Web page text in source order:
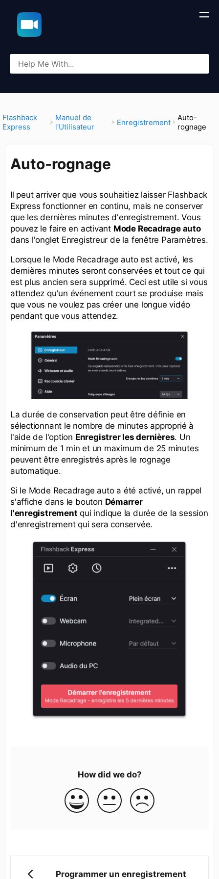
​Flashback
Express
​Manuel de
l'Utilisateur
​Enregistrement
Auto-
rognage
Auto-rognage
Il peut arriver que vous souhaitiez laisser Flashback
Express fonctionner en continu, mais ne conserver
que les dernières minutes d'enregistrement. Vous
pouvez le faire en activant Mode Recadrage auto
dans l'onglet Enregistreur de la fenêtre Paramètres.
Lorsque le Mode Recadrage auto est activé, les
dernières minutes seront conservées et tout ce qui
est plus ancien sera supprimé. Ceci est utile si vous
attendez qu'un événement court se produise mais
que vous ne voulez pas créer une longue vidéo
pendant que vous attendez.
La durée de conservation peut être définie en
sélectionnant le nombre de minutes approprié à
l'aide de l'option Enregistrer les dernières. Un
minimum de 1 min et un maximum de 25 minutes
peuvent être enregistrés après le rognage
automatique.
Si le Mode Recadrage auto a été activé, un rappel
s'affiche dans le bouton Démarrer
l'enregistrement qui indique la durée de la session
d'enregistrement qui sera conservée.
How did we do?
Programmer un enregistrement